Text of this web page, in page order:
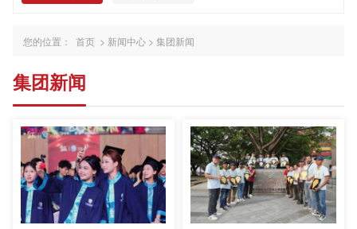
您的位置： 首页 > 新闻中心 > 集团新闻
集团新闻